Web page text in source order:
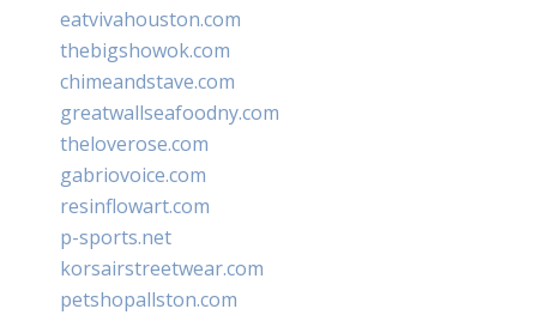
eatvivahouston.com
thebigshowok.com
chimeandstave.com
greatwallseafoodny.com
theloverose.com
gabriovoice.com
resinflowart.com
p-sports.net
korsairstreetwear.com
petshopallston.com